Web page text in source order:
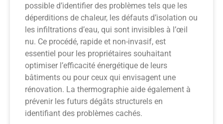
possible d’identifier des problèmes tels que les
déperditions de chaleur, les défauts d’isolation ou
les infiltrations d’eau, qui sont invisibles à l’œil
nu. Ce procédé, rapide et non-invasif, est
essentiel pour les propriétaires souhaitant
optimiser l’efficacité énergétique de leurs
bâtiments ou pour ceux qui envisagent une
rénovation. La thermographie aide également à
prévenir les futurs dégâts structurels en
identifiant des problèmes cachés.